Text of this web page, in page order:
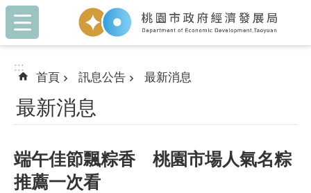
跳到主要內容區塊
:::
:::
首頁 訊息公告 最新消息
最新消息
端午佳節飄粽香 桃園市場人氣名粽
推薦一次看